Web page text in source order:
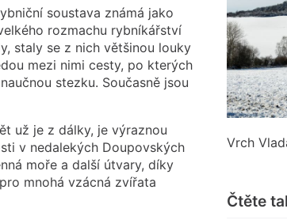
soustava známá jako
rozmachu rybníkářství
staly se z nich většinou louky
mezi nimi cesty, po kterých
stezku. Současně jsou
už je z dálky, je výraznou
v nedalekých Doupovských
moře a další útvary, díky
mnohá vzácná zvířata
Vrch
Čtěte